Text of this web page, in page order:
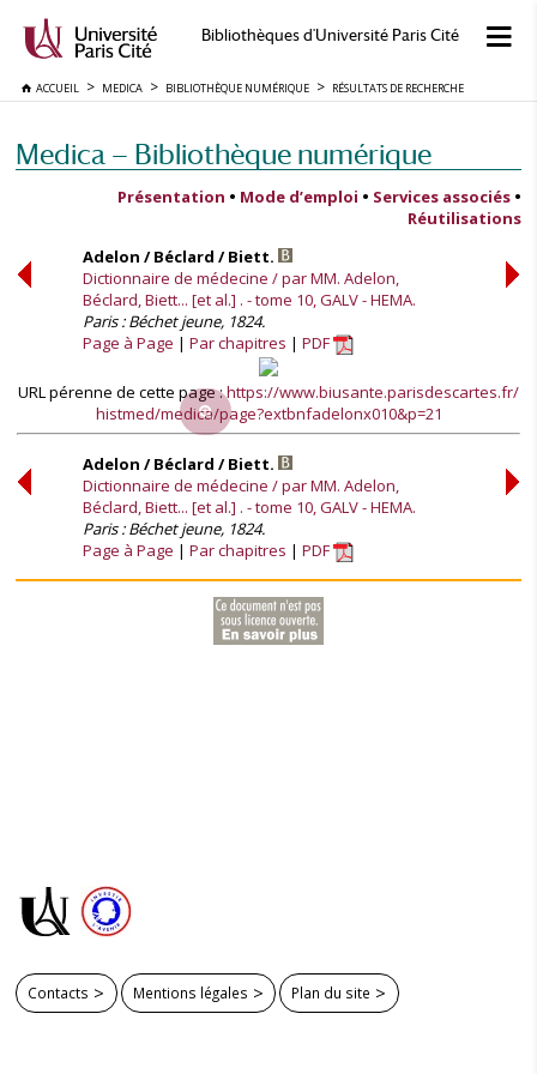
Bibliothèques d'Université Paris Cité
ACCUEIL MEDICA BIBLIOTHÈQUE NUMÉRIQUE RÉSULTATS DE RECHERCHE
Medica — Bibliothèque numérique
Présentation • Mode d’emploi • Services associés •
Réutilisations
Adelon / Béclard / Biett.
Dictionnaire de médecine / par MM. Adelon,
Béclard, Biett... [et al.] . - tome 10, GALV - HEMA.
Paris : Béchet jeune, 1824.
Page à Page
Par chapitres PDF
URL pérenne de cette page :https://www.biusante.parisdescartes.fr/
histmed/medica/page?extbnfadelonx010&p=21
Adelon / Béclard / Biett.
Dictionnaire de médecine / par MM. Adelon,
Béclard, Biett... [et al.] . - tome 10, GALV - HEMA.
Paris : Béchet jeune, 1824.
Page à Page
Par chapitres PDF
Contacts Mentions légales Plan du site